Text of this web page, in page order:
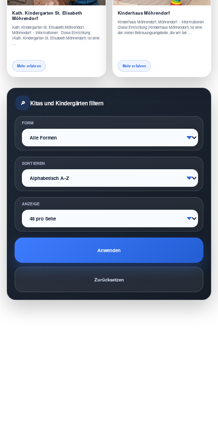
Kath. Kindergarten St. Elisabeth
Möhrendorf
Kath. Kindergarten St. Elisabeth Möhrendorf,
Möhrendorf - Informationen Diese Einrichtung
(Kath. Kindergarten St. Elisabeth Möhrendorf) ist eine
Mehr erfahren
Kinderhaus Möhrendorf
Kinderhaus Möhrendorf, Möhrendorf - Informationen
Diese Einrichtung (Kinderhaus Möhrendorf) ist eine
der vielen Betreuungsangebote, die wir bei …
Mehr erfahren
Kitas und Kindergärten filtern
FORM
SORTIEREN
ANZEIGE
Anwenden
Zurücksetzen